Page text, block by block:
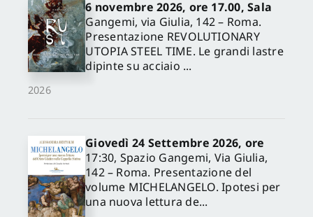
2026
6 novembre 2026, ore 17.00, Sala
Gangemi, via Giulia, 142 – Roma.
Presentazione REVOLUTIONARY
UTOPIA STEEL TIME. Le grandi lastre
dipinte su acciaio ...
Giovedì 24 Settembre 2026, ore
17:30, Spazio Gangemi, Via Giulia,
142 – Roma. Presentazione del
volume MICHELANGELO. Ipotesi per
una nuova lettura de...